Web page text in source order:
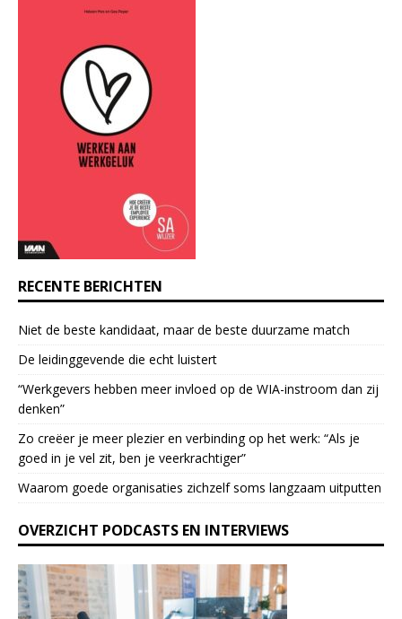
.
l
e
a
s
e
l
a
v
t
h
i
s
f
RECENTE BERICHTEN
Niet de beste kandidaat, maar de beste duurzame match
De leidinggevende die echt luistert
“Werkgevers hebben meer invloed op de WIA-instroom dan zij
denken”
Zo creëer je meer plezier en verbinding op het werk: “Als je
goed in je vel zit, ben je veerkrach­tiger”
Waarom goede organisaties zichzelf soms langzaam uitputten
OVERZICHT PODCASTS EN INTERVIEWS